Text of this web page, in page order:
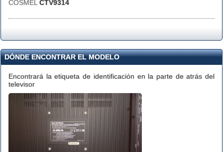
COSMEL CTV9314
DÓNDE ENCONTRAR EL MODELO
Encontrará la etiqueta de identificación en la parte de atrás del
televisor